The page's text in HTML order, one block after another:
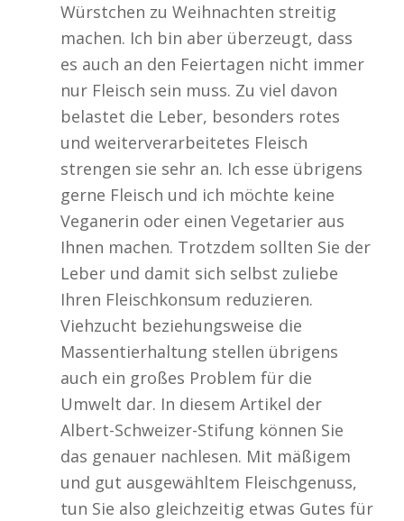
Würstchen zu Weihnachten streitig
machen. Ich bin aber überzeugt, dass
es auch an den Feiertagen nicht immer
nur Fleisch sein muss. Zu viel davon
belastet die Leber, besonders rotes
und weiterverarbeitetes Fleisch
strengen sie sehr an. Ich esse übrigens
gerne Fleisch und ich möchte keine
Veganerin oder einen Vegetarier aus
Ihnen machen. Trotzdem sollten Sie der
Leber und damit sich selbst zuliebe
Ihren Fleischkonsum reduzieren.
Viehzucht beziehungsweise die
Massentierhaltung stellen übrigens
auch ein großes Problem für die
Umwelt dar. In diesem Artikel der
Albert-Schweizer-Stifung können Sie
das genauer nachlesen. Mit mäßigem
und gut ausgewähltem Fleischgenuss,
tun Sie also gleichzeitig etwas Gutes für